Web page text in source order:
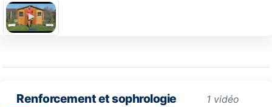
Renforcement et sophrologie 1 vidéo